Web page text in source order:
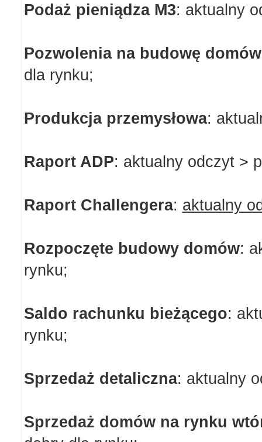
Podaż pieniądza M3: aktualny
Pozwolenia na budowę domów
dla rynku;
Produkcja przemysłowa:
Raport ADP: aktualny odczyt >
Raport Challengera: aktualny
Rozpoczęte budowy domów:
rynku;
Saldo rachunku bieżącego:
rynku;
Sprzedaż detaliczna: aktualny
Sprzedaż domów na rynku